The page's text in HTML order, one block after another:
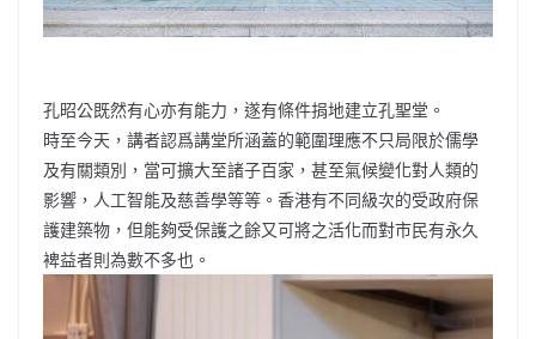
孔昭公既然有心亦有能力，遂有條件捐地建立孔聖堂。
時至今天，講者認爲講堂所涵蓋的範圍理應不只局限於儒學
及有關類別，當可擴大至諸子百家，甚至氣候變化對人類的
影響，人工智能及慈善學等等。香港有不同級次的受政府保
護建築物，但能夠受保護之餘又可將之活化而對市民有永久
裨益者則為數不多也。